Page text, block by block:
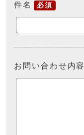
件名 必須
お問い合わせ内容